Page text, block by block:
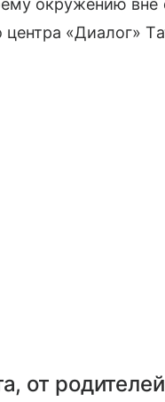
окружению
«Диалог»
от